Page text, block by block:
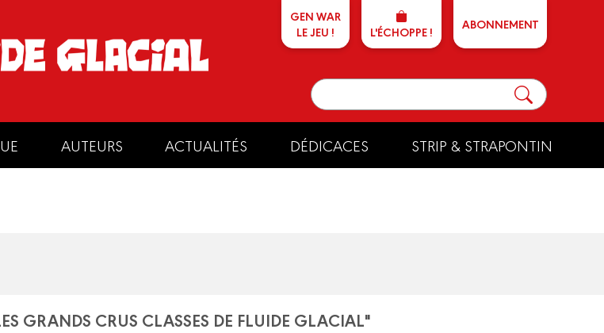
GEN WAR
LE JEU !
L'ÉCHOPPE ! ABONNEMENT
AUTEURS ACTUALITÉS DÉDICACES STRIP & STRAPONTIN
GRANDS CRUS CLASSES DE FLUIDE GLACIAL"